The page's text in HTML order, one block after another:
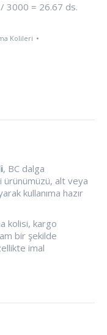
/ 3000 = 26.67 ds.
Kolileri
, BC dalga
ürünümüzü, alt veya
kullanıma hazır
kolisi, kargo
bir şekilde
imal